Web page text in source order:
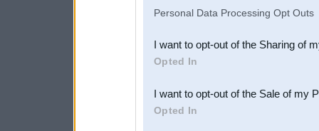
Downstream Participants
third parties.
Personal Data Processing Opt Outs
I want to opt-out of the Sharing of
Opted In
I want to opt-out of the Sale of my
Opted In